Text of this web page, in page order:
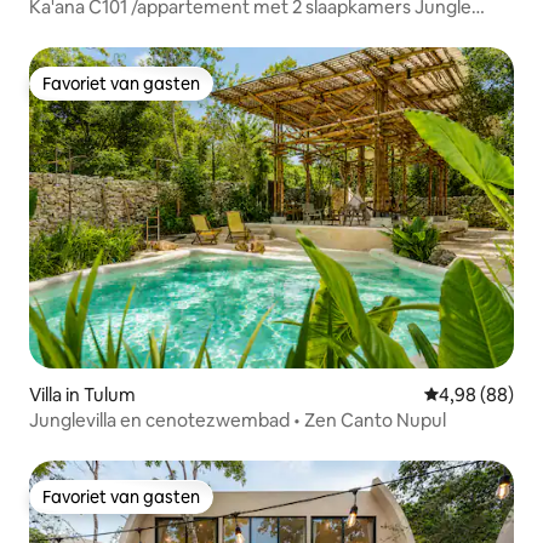
Ka'ana C101 /appartement met 2 slaapkamers Jungle
Favoriet van gasten
Favoriet van gasten
Villa in Tulum Gemiddelde
4,98 (88)
Junglevilla en cenotezwembad • Zen Canto Nupul
Favoriet van gasten
Favoriet van gasten